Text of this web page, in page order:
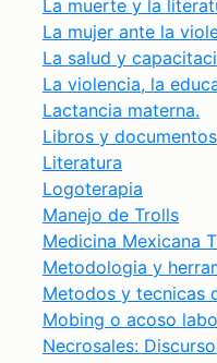
La muerte y la
La mujer ante la
La salud y
La violencia, la
Lactancia materna.
Libros y documentos
Literatura
Logoterapia
Manejo de Trolls
Medicina Mexicana
Metodologia y
Metodos y tecnicas
Mobing o acoso
Necrosales: